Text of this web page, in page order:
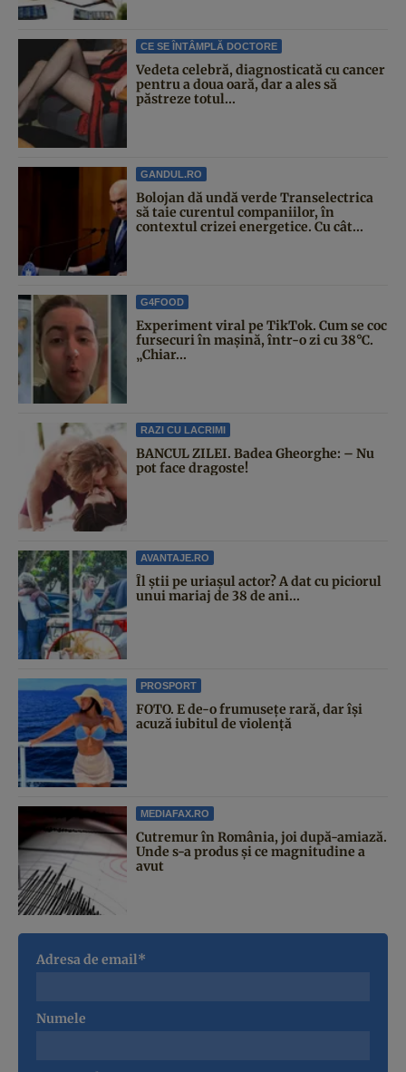
CE SE ÎNTÂMPLĂ DOCTORE
Vedeta celebră, diagnosticată cu cancer
pentru a doua oară, dar a ales să
păstreze totul...
GANDUL.RO
Bolojan dă undă verde Transelectrica
să taie curentul companiilor, în
contextul crizei energetice. Cu cât...
G4FOOD
Experiment viral pe TikTok. Cum se coc
fursecuri în mașină, într-o zi cu 38°C.
„Chiar...
RAZI CU LACRIMI
BANCUL ZILEI. Badea Gheorghe: – Nu
pot face dragoste!
AVANTAJE.RO
Îl știi pe uriașul actor? A dat cu piciorul
unui mariaj de 38 de ani...
PROSPORT
FOTO. E de-o frumusețe rară, dar își
acuză iubitul de violență
MEDIAFAX.RO
Cutremur în România, joi după-amiază.
Unde s-a produs și ce magnitudine a
avut
Adresa de email*
Numele